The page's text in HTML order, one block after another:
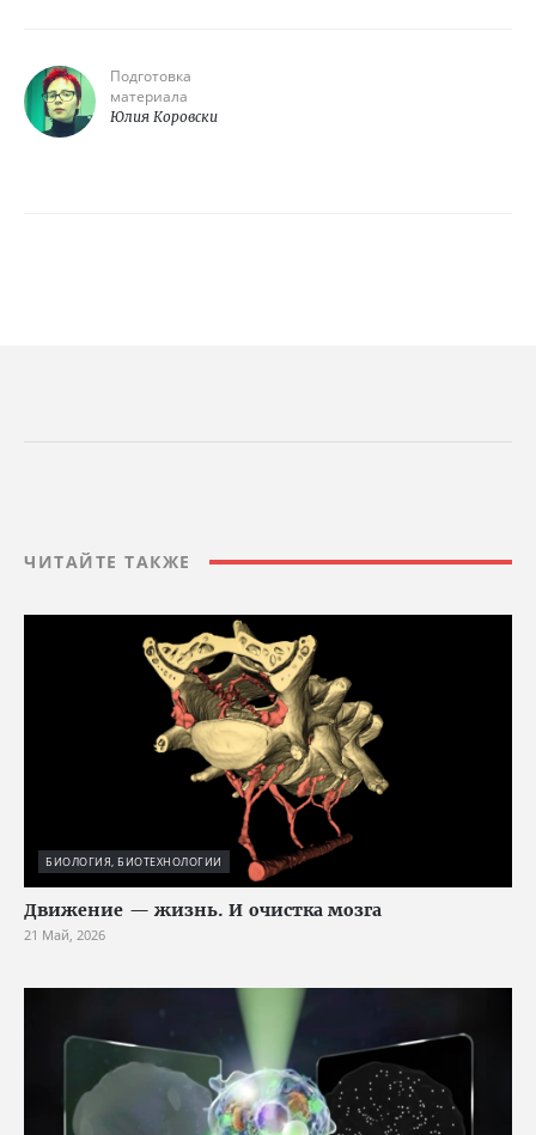
Подготовка
материала
Юлия Коровски
ЧИТАЙТЕ ТАКЖЕ
БИОЛОГИЯ, БИОТЕХНОЛОГИИ
Движение — жизнь. И очистка мозга
21 Май, 2026